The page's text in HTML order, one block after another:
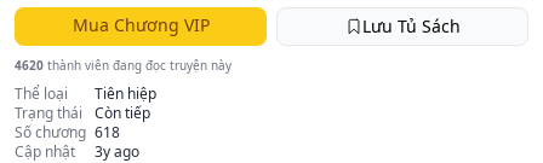
Mua Chương VIP Lưu Tủ Sách
4620 thành viên đang đọc truyện này
Thể loại
Tiên hiệp
Trạng thái
Còn tiếp
Số chương 618
Cập nhật
3y ago